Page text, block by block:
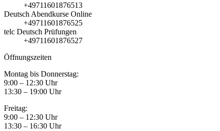
+49711601876513
Deutsch Abendkurse Online
+49711601876525
telc Deutsch Prüfungen
+49711601876527
Öffnungszeiten
Montag bis Donnerstag:
9:00 – 12:30 Uhr
13:30 – 19:00 Uhr
Freitag:
9:00 – 12:30 Uhr
13:30 – 16:30 Uhr